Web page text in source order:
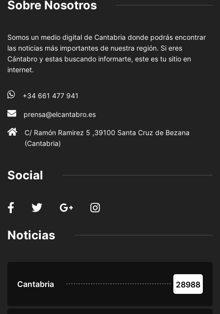
Sobre Nosotros
Somos un medio digital de Cantabria donde podrás encontrar
las noticias más importantes de nuestra región. Si eres
Cántabro y estas buscando informarte, este es tu sitio en
internet.
+34 661 477 941
prensa@elcantabro.es
C/ Ramón Ramirez 5 ,39100 Santa Cruz de Bezana
(Cantabria)
Social
Noticias
Cantabria 28988